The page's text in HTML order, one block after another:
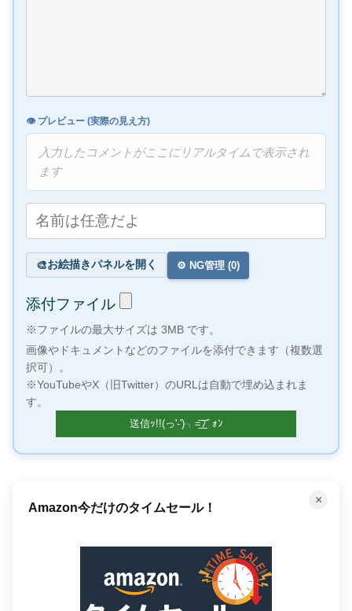
👁️ プレビュー (実際の見え方)
入力したコメントがここにリアルタイムで表示され
ます
🎨お絵描きパネルを開く ⚙️ NG管理 (0)
添付ファイル
※ファイルの最大サイズは 3MB です。
画像やドキュメントなどのファイルを添付できます（複数選
択可）。
※YouTubeやX（旧Twitter）のURLは自動で埋め込まれま
す。
×
Amazon今だけのタイムセール！